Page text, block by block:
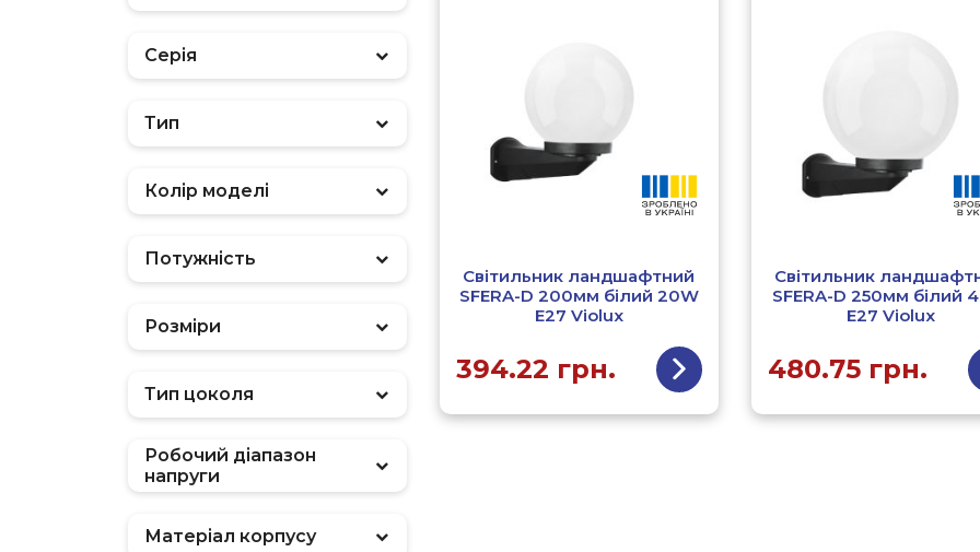
Фільтр
Серія
Тип
Колір моделі
Потужність
Розміри
Тип цоколя
Робочий діапазон
напруги
Матеріал корпусу
Світильник ландшафтний
SFERA-D 200мм білий 20W
Е27 Violux
394.22 грн.
Світильник
SFERA-D 250мм білий
Е27 Violux
480.75 грн.